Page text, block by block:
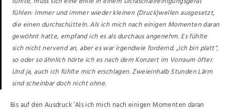
fühlen: Immer und immer wieder kleinen (Druck)wellen ausgesetzt,
die einen durchschütteln. Als ich mich nach einigen Momenten daran
gewöhnt hatte, empfand ich es als durchaus angenehm. Es fühlte
sich nicht nervend an, aber es war irgendwie fordernd. „Ich bin platt“,
so oder so ähnlich hörte ich es nach dem Konzert im Vorraum öfter.
Und ja, auch ich fühlte mich erschlagen. Zweieinhalb Stunden Lärm
sind scheinbar doch nicht ohne.
Bis auf den Ausdruck ‘Als ich mich nach einigen Momenten daran